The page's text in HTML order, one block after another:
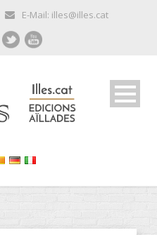
E-Mail: illes@illes.cat